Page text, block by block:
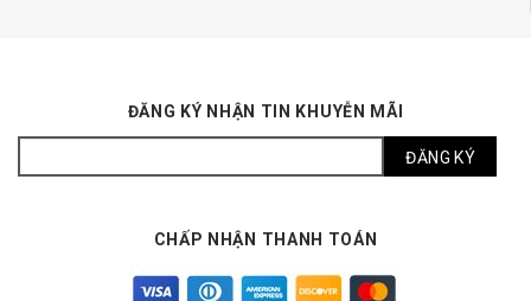
ĐĂNG KÝ NHẬN TIN KHUYỄN MÃI
CHẤP NHẬN THANH TOÁN